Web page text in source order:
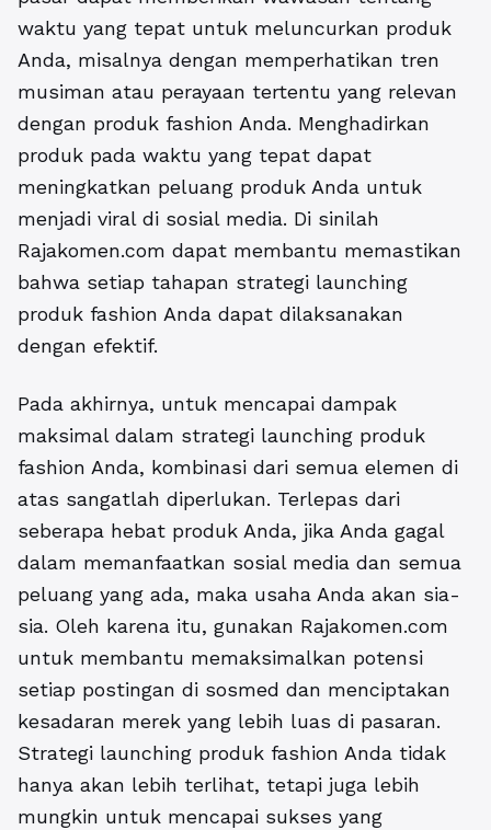
waktu yang tepat untuk meluncurkan produk
Anda, misalnya dengan memperhatikan tren
musiman atau perayaan tertentu yang relevan
dengan produk fashion Anda. Menghadirkan
produk pada waktu yang tepat dapat
meningkatkan peluang produk Anda untuk
menjadi viral di sosial media. Di sinilah
Rajakomen.com dapat membantu memastikan
bahwa setiap tahapan strategi launching
produk fashion Anda dapat dilaksanakan
dengan efektif.
Pada akhirnya, untuk mencapai dampak
maksimal dalam strategi launching produk
fashion Anda, kombinasi dari semua elemen di
atas sangatlah diperlukan. Terlepas dari
seberapa hebat produk Anda, jika Anda gagal
dalam memanfaatkan sosial media dan semua
peluang yang ada, maka usaha Anda akan sia-
sia. Oleh karena itu, gunakan Rajakomen.com
untuk membantu memaksimalkan potensi
setiap postingan di sosmed dan menciptakan
kesadaran merek yang lebih luas di pasaran.
Strategi launching produk fashion Anda tidak
hanya akan lebih terlihat, tetapi juga lebih
mungkin untuk mencapai sukses yang